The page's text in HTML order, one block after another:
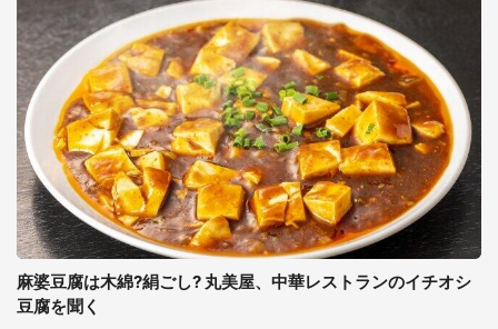
麻婆豆腐は木綿?絹ごし? 丸美屋、中華レストランのイチオシ
豆腐を聞く